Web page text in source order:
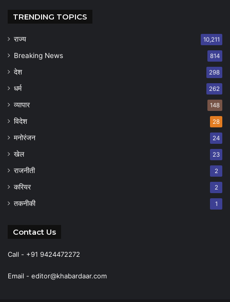
TRENDING TOPICS
राज्य 10,211
Breaking News 814
देश 298
धर्म 262
व्यापार 148
विदेश 28
मनोरंजन 24
खेल 23
राजनीती 2
करियर 2
तकनीकी 1
Contact Us
Call - +91 9424472272
Email - editor@khabardaar.com